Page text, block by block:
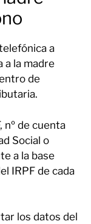
a
a la madre
de
nº de cuenta
Social o
a la base
IRPF de cada
los datos del